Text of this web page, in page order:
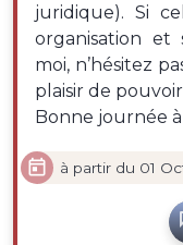
juridique). Si
organisation et
moi, n’hésitez
plaisir de
Bonne journée
 à partir du 01